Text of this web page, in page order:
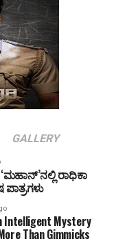
GALLERY
ರಾಧಿಕಾ
Intelligent Mystery
Than Gimmicks